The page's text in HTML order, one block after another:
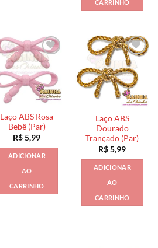
CARRINHO
Laço ABS Rosa
Bebê (Par)
R$5,99
ADICIONAR
AO
CARRINHO
Laço ABS
Dourado
Trançado (Par)
R$5,99
ADICIONAR
AO
CARRINHO